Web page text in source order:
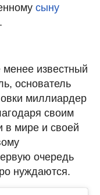
сыну
известный
основатель
миллиардер
своим
в мире и своей
очередь
нуждаются.